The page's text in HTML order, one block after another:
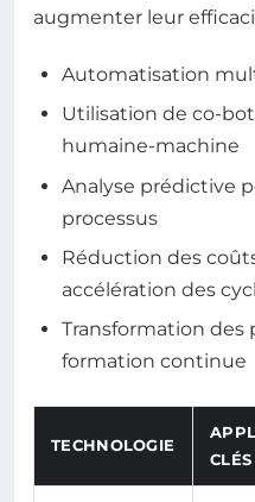
augmenter leur
Automatisation
Utilisation de co-
humaine-machine
Analyse prédictive
processus
Réduction des
accélération des
Transformation des
formation continue
TECHNOLOGIE
CLÉS